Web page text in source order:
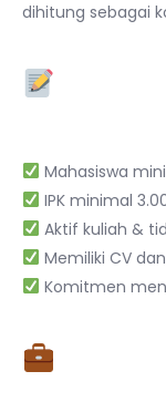
dihitung sebagai
Mahasiswa
IPK minimal
Aktif kuliah &
Memiliki CV
Komitmen